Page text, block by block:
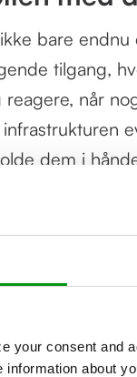
your consent and
about
bare
tilgang,
reagere, når
dem i
anomalier, før
dine
hvor